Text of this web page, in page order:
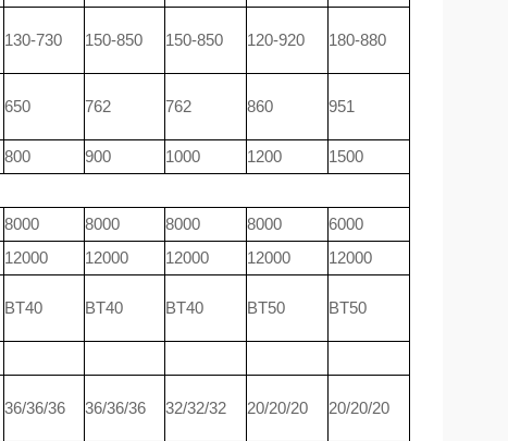
130-730 150-850 150-850 120-920 180-880
650 762 762 860 951
800 900 1000 1200
1500
8000 8000 8000 8000
6000
12000 12000 12000 12000 12000
BT40 BT40 BT40 BT50 BT50
36/36/36 36/36/36 32/32/32 20/20/20 20/20/20